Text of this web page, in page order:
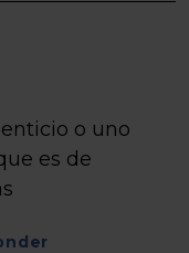
o uno
es de